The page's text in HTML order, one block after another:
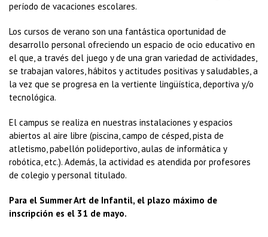
período de vacaciones escolares.
Los cursos de verano son una fantástica oportunidad de
desarrollo personal ofreciendo un espacio de ocio educativo en
el que, a través del juego y de una gran variedad de actividades,
se trabajan valores, hábitos y actitudes positivas y saludables, a
la vez que se progresa en la vertiente lingüística, deportiva y/o
tecnológica.
El campus se realiza en nuestras instalaciones y espacios
abiertos al aire libre (piscina, campo de césped, pista de
atletismo, pabellón polideportivo, aulas de informática y
robótica, etc.). Además, la actividad es atendida por profesores
de colegio y personal titulado.
Para el Summer Art de Infantil, el plazo máximo de
inscripción es el 31 de mayo.